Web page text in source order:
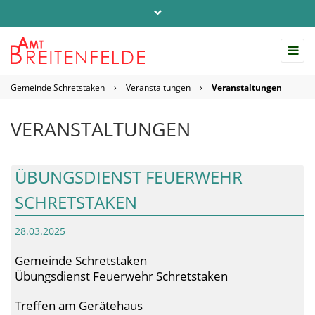
info@amt-breitenfelde.de
Gemeinde Schretstaken › Veranstaltungen › Veranstaltungen
VERANSTALTUNGEN
ÜBUNGSDIENST FEUERWEHR
SCHRETSTAKEN
28.03.2025
Gemeinde Schretstaken
Übungsdienst Feuerwehr Schretstaken
Treffen am Gerätehaus